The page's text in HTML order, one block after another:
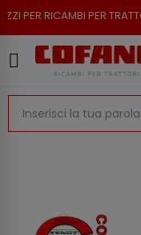
RICAMBI PER TRATTORI